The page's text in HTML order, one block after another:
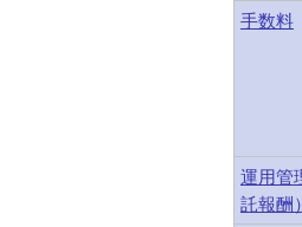
手数料
運用管
託報酬